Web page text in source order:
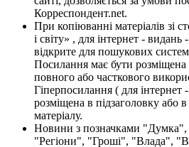
Корреспондент.net.
При копіюванні матеріалів зі
і світу» , для інтернет - видань
відкрите для пошукових
Посилання має бути розміщена
повного або часткового
Гіперпосилання ( для
розміщена в підзаголовку або
матеріалу.
Новини з позначками "Думка",
"Регіони", "Гроші", "Влада",